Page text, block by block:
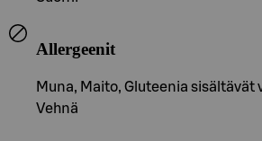
Allergeenit
Muna, Maito, Gluteenia
Vehnä